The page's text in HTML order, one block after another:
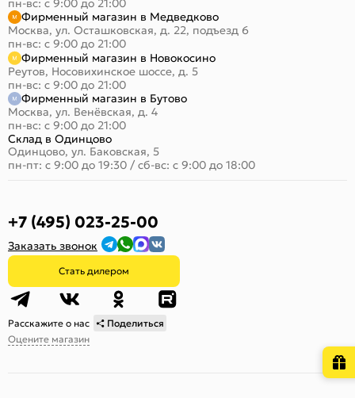
Фирменный магазин в Медведково
Москва, ул. Осташковская, д. 22, подъезд 6
пн-вс: с 9:00 до 21:00
Фирменный магазин в Новокосино
Реутов, Носовихинское шоссе, д. 5
пн-вс: с 9:00 до 21:00
Фирменный магазин в Бутово
Москва, ул. Венёвская, д. 4
пн-вс: с 9:00 до 21:00
Склад в Одинцово
Одинцово, ул. Баковская, 5
пн-пт: с 9:00 до 19:30 / сб-вс: с 9:00 до 18:00
+7 (495) 023-25-00
Заказать звонок
Стать дилером
Расскажите о нас
Поделиться
Оцените магазин